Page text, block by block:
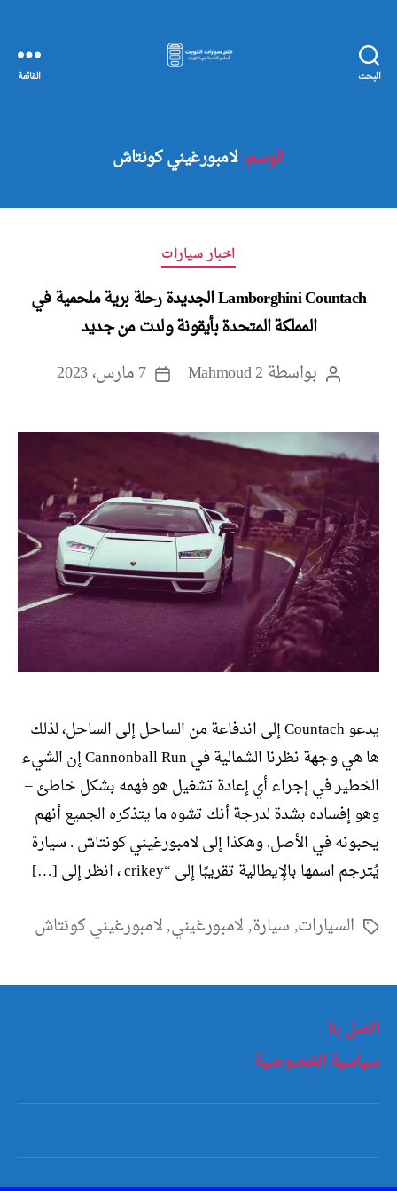
البحث
الكويت
القائمة
الوسم:لامبورغيني كونتاش
التصنيفات
اخبار سيارات
Lamborghini Countach الجديدة رحلة برية ملحمية في
المملكة المتحدة بأيقونة ولدت من جديد
كاتببواسطة Mahmoud 2
تاريخ
7 مارس، 2023
يدعو Countach إلى اندفاعة من الساحل إلى الساحل، لذلك
ها هي وجهة نظرنا الشمالية في Cannonball Run إن الشيء
الخطير في إجراء أي إعادة تشغيل هو فهمه بشكل خاطئ –
وهو إفساده بشدة لدرجة أنك تشوه ما يتذكره الجميع أنهم
يحبونه في الأصل. وهكذا إلى لامبورغيني كونتاش . سيارة
يُترجم اسمها بالإيطالية تقريبًا إلى “crikey ، انظر إلى […]
الوسومالسيارات,سيارة,لامبورغيني,لامبورغيني كونتاش
اتصل بنا
سياسية الخصوصية